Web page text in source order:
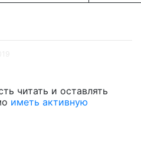
читать и оставлять
иметь активную